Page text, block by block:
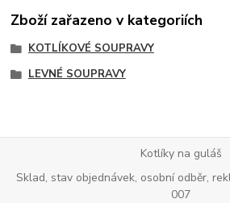
Zboží zařazeno v kategoriích
KOTLÍKOVÉ SOUPRAVY
LEVNÉ SOUPRAVY
Kotlíky na guláš
Sklad, stav objednávek, osobní odběr,
007